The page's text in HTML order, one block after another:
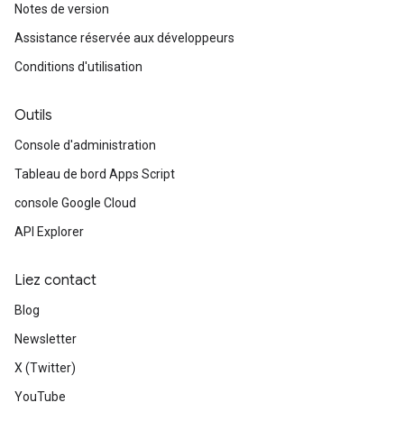
Notes de version
Assistance réservée aux développeurs
Conditions d'utilisation
Outils
Console d'administration
Tableau de bord Apps Script
console Google Cloud
API Explorer
Liez contact
Blog
Newsletter
X (Twitter)
YouTube